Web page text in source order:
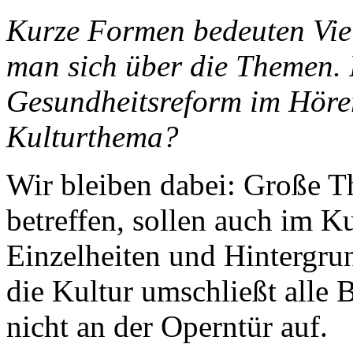
Kurze Formen bedeuten
man sich über die
Gesundheitsreform im
Kulturthema?
Wir bleiben dabei: Große
betreffen, sollen auch im
Einzelheiten und
die Kultur umschließt alle
nicht an der Operntür auf.